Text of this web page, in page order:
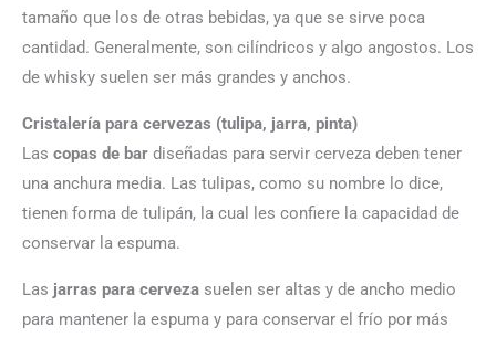
tamaño que los de otras bebidas, ya que se sirve poca
cantidad. Generalmente, son cilíndricos y algo angostos. Los
de whisky suelen ser más grandes y anchos.
Cristalería para cervezas (tulipa, jarra, pinta)
Las copas de bar diseñadas para servir cerveza deben tener
una anchura media. Las tulipas, como su nombre lo dice,
tienen forma de tulipán, la cual les confiere la capacidad de
conservar la espuma.
Las jarras para cerveza suelen ser altas y de ancho medio
para mantener la espuma y para conservar el frío por más